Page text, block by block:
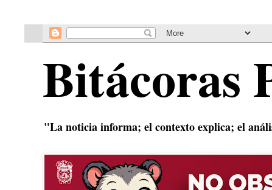
Bitácoras
"La noticia informa; el contexto explica; el